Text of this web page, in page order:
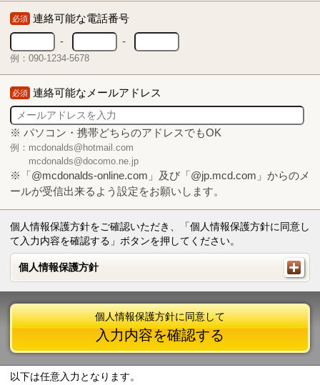
必須 連絡可能な電話番号
-
-
例：090-1234-5678
必須 連絡可能なメールアドレス
※ パソコン・携帯どちらのアドレスでもOK
例：mcdonalds@hotmail.com
mcdonalds@docomo.ne.jp
※「@mcdonalds-online.com」及び「@jp.mcd.com」からのメ
ールが受信出来るよう設定をお願いします。
個人情報保護方針をご確認いただき、「個人情報保護方針に同意し
て入力内容を確認する」ボタンを押してください。
個人情報保護方針
個人情報保護方針
個人情報保護方針に同意して
入力内容を確認する
以下は任意入力となります。